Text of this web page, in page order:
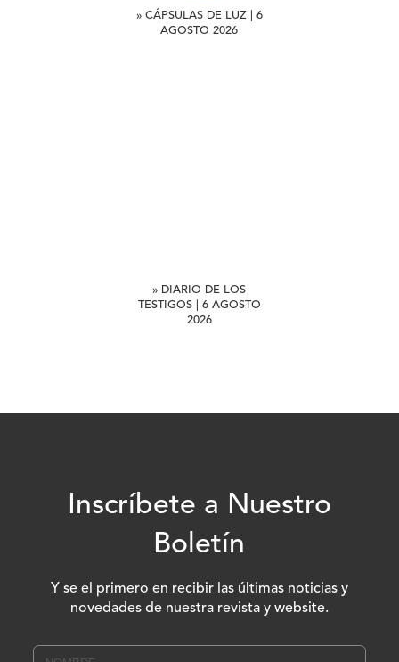
» CÁPSULAS DE LUZ | 6
AGOSTO 2026
» DIARIO DE LOS
TESTIGOS | 6 AGOSTO
2026
Inscríbete a Nuestro
Boletín
Y se el primero en recibir las últimas noticias y
novedades de nuestra revista y website.